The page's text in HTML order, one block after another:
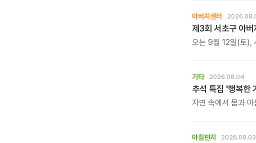
아버지센터
제3회 서초구 아
오는 9월 12일(토),
기타 2026.08.04
추석 특집 '행복한
자연 속에서 몸과
아침편지 2026.08.03